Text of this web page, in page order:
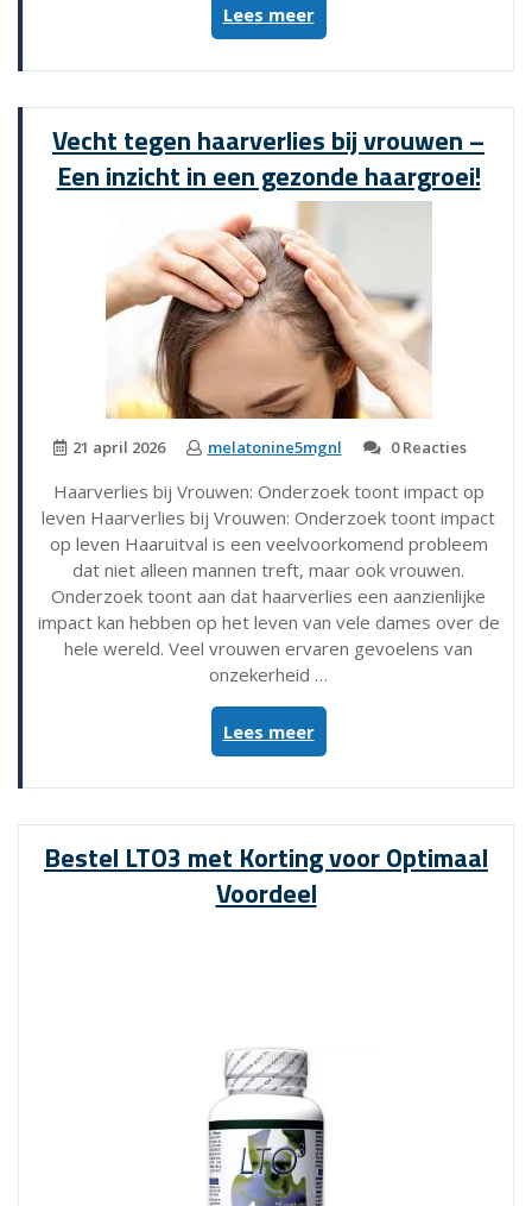
Lees meer“Optimaliseer
uw
slaapkwaliteit
slaaptherapie!”
Vecht tegen haarverlies bij vrouwen –
Een inzicht in een gezonde haargroei!
21 april 2026 melatonine5mgnl 0 Reacties
Haarverlies bij Vrouwen: Onderzoek toont impact op
leven Haarverlies bij Vrouwen: Onderzoek toont impact
op leven Haaruitval is een veelvoorkomend probleem
dat niet alleen mannen treft, maar ook vrouwen.
Onderzoek toont aan dat haarverlies een aanzienlijke
impact kan hebben op het leven van vele dames over de
hele wereld. Veel vrouwen ervaren gevoelens van
onzekerheid …
Lees meer“Vecht
tegen
haarverlies
–
Een
inzicht
Bestel LTO3 met Korting voor Optimaal
Voordeel